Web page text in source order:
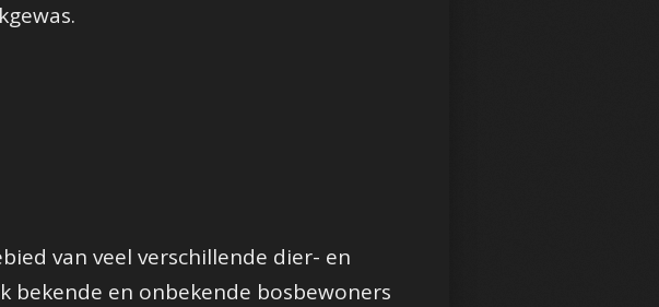
van veel verschillende dier- en
bekende en onbekende bosbewoners